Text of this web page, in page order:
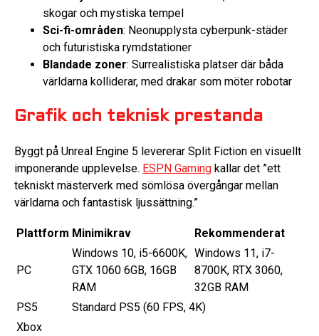
skogar och mystiska tempel
Sci-fi-områden: Neonupplysta cyberpunk-städer
och futuristiska rymdstationer
Blandade zoner: Surrealistiska platser där båda
världarna kolliderar, med drakar som möter robotar
Grafik och teknisk prestanda
Byggt på Unreal Engine 5 levererar Split Fiction en visuellt
imponerande upplevelse. ESPN Gaming kallar det ”ett
tekniskt mästerverk med sömlösa övergångar mellan
världarna och fantastisk ljussättning.”
Plattform Minimikrav Rekommenderat
PC
Windows 10, i5-6600K,
GTX 1060 6GB, 16GB
RAM
Windows 11, i7-
8700K, RTX 3060,
32GB RAM
PS5
Standard PS5 (60 FPS, 4K)
Xbox